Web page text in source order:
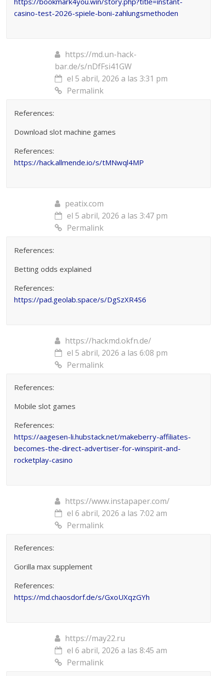
casino-test-2026-spiele-boni-zahlungsmethoden
https://md.un-hack-
bar.de/s/nDfFsi41GW
el 5 abril, 2026 a las 3:31 pm
Permalink
References:
Download slot machine games
References:
https://hack.allmende.io/s/tMNwql4MP
peatix.com
el 5 abril, 2026 a las 3:47 pm
Permalink
References:
Betting odds explained
References:
https://pad.geolab.space/s/DgSzXR4S6
https://hackmd.okfn.de/
el 5 abril, 2026 a las 6:08 pm
Permalink
References:
Mobile slot games
References:
https://aagesen-li.hubstack.net/makeberry-affiliates-
becomes-the-direct-advertiser-for-winspirit-and-
rocketplay-casino
https://www.instapaper.com/
el 6 abril, 2026 a las 7:02 am
Permalink
References:
Gorilla max supplement
References:
https://md.chaosdorf.de/s/GxoUXqzGYh
https://may22.ru
el 6 abril, 2026 a las 8:45 am
Permalink